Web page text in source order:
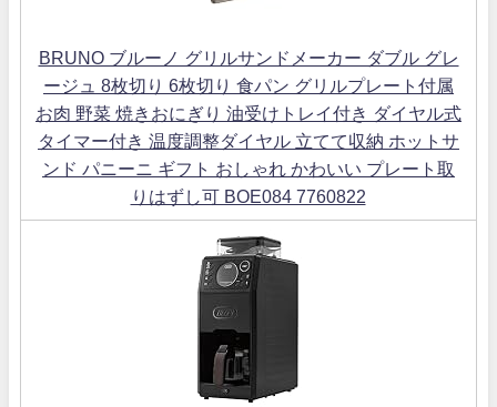
BRUNO ブルーノ グリルサンドメーカー ダブル グレ
ージュ 8枚切り 6枚切り 食パン グリルプレート付属
お肉 野菜 焼きおにぎり 油受けトレイ付き ダイヤル式
タイマー付き 温度調整ダイヤル 立てて収納 ホットサ
ンド パニーニ ギフト おしゃれ かわいい プレート取
りはずし可 BOE084 7760822